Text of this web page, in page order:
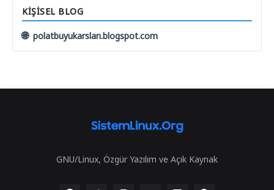
KIŞISEL BLOG
🌐 polatbuyukarslan.blogspot.com
GNU/Linux, Özgür Yazılım ve Açık Kaynak